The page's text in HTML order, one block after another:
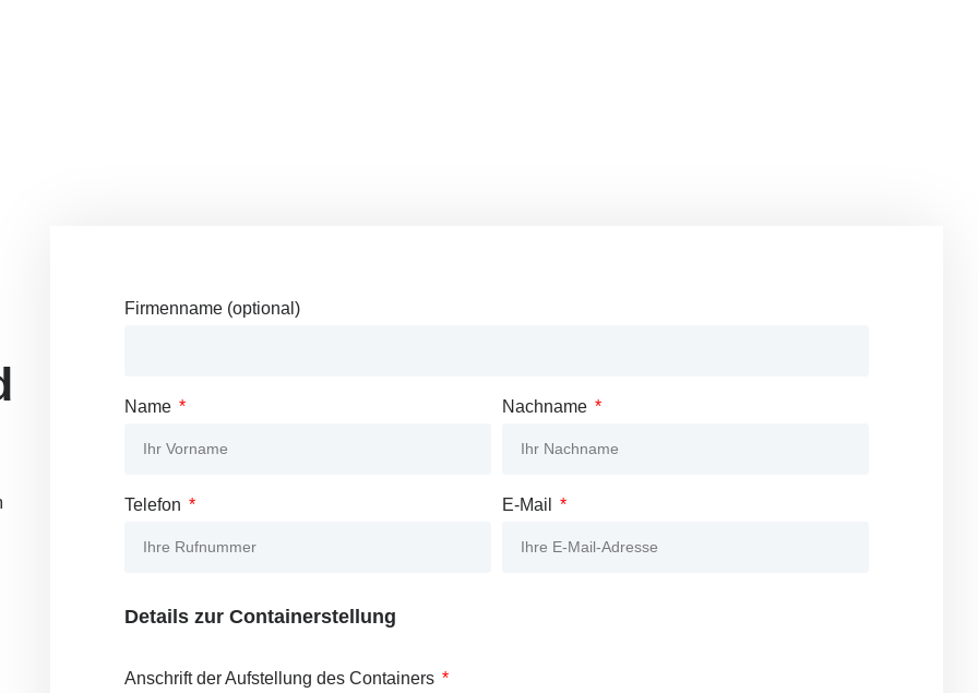
Firmenname (optional)
Name Nachname
Telefon E-Mail
Details zur Containerstellung
Anschrift der Aufstellung des Containers